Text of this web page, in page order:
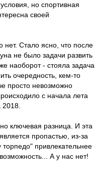
но спортивная
своей
нет. Стало ясно, что после
не было задачи развить
наоборот - стояла задача
очередность, кем-то
просто невозможно
с начала лета
ключевая разница. И эта
пропастью, из-за
торпедо" привлекательнее
А у нас нет!